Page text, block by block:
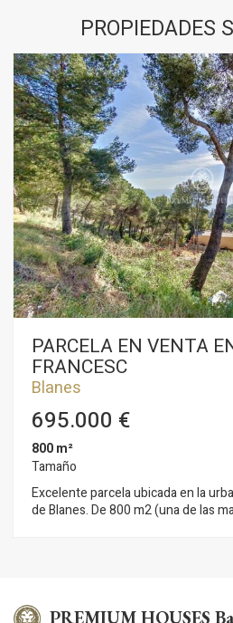
PROPIEDADES
PARCELA EN VENTA
FRANCESC
Blanes
695.000 €
800 m²
Tamaño
Excelente parcela ubicada en la
de Blanes. De 800 m2 (una de las mayores dimensiones del
estado galardonado con la
PREMIUM HOUSES